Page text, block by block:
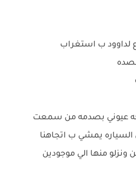
لداوود ب استغراب
عيوني بصدمه من سمعت
يمشي ب اتجاهنا
ونزلو منها الي موجودين